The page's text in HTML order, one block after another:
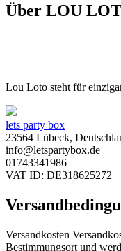
Über LOU
Lou Loto steht für
lets party box
23564 Lübeck,
info@letspartybox.de
01743341986
VAT ID: DE318625272
Versandkosten
Bestimmungsort und